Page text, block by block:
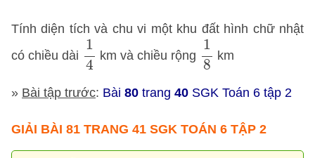
Tính diện tích và chu vi một khu đất hình chữ nhật
có chiều dài
1
4
1
km và chiều rộng
1
8
1
km
» Bài tập trước: Bài 80 trang 40 SGK Toán 6 tập 2
GIẢI BÀI 81 TRANG 41 SGK TOÁN 6 TẬP 2